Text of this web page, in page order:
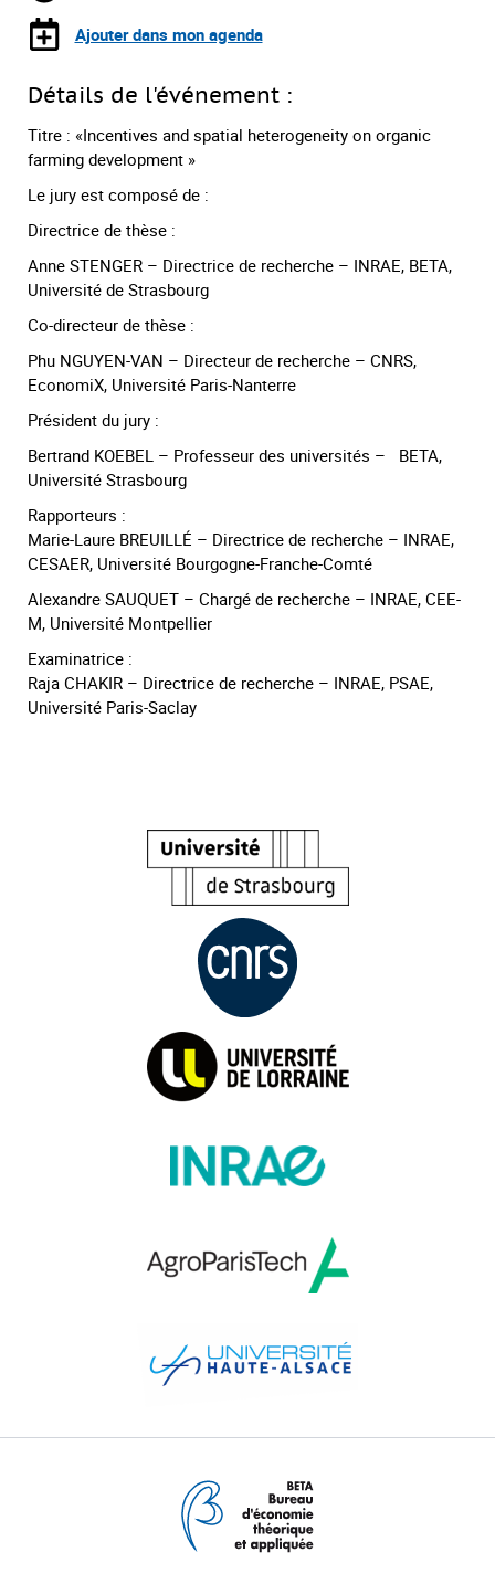
Ajouter dans mon agenda
Détails de l'événement :
Titre : «Incentives and spatial heterogeneity on organic
farming development »
Le jury est composé de :
Directrice de thèse :
Anne STENGER – Directrice de recherche – INRAE, BETA,
Université de Strasbourg
Co-directeur de thèse :
Phu NGUYEN-VAN – Directeur de recherche – CNRS,
EconomiX, Université Paris-Nanterre
Président du jury :
Bertrand KOEBEL – Professeur des universités – BETA,
Université Strasbourg
Rapporteurs :
Marie-Laure BREUILLÉ – Directrice de recherche – INRAE,
CESAER, Université Bourgogne-Franche-Comté
Alexandre SAUQUET – Chargé de recherche – INRAE, CEE-
M, Université Montpellier
Examinatrice :
Raja CHAKIR – Directrice de recherche – INRAE, PSAE,
Université Paris-Saclay